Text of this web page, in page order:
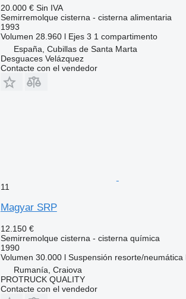
20.000 € Sin IVA
Semirremolque cisterna - cisterna alimentaria
1993
Volumen 28.960 l Ejes 3 1 compartimento
España, Cubillas de Santa Marta
Desguaces Velázquez
Contacte con el vendedor
11
Magyar SRP
12.150 €
Semirremolque cisterna - cisterna química
1990
Volumen 30.000 l Suspensión resorte/neumática
Rumanía, Craiova
PROTRUCK QUALITY
Contacte con el vendedor